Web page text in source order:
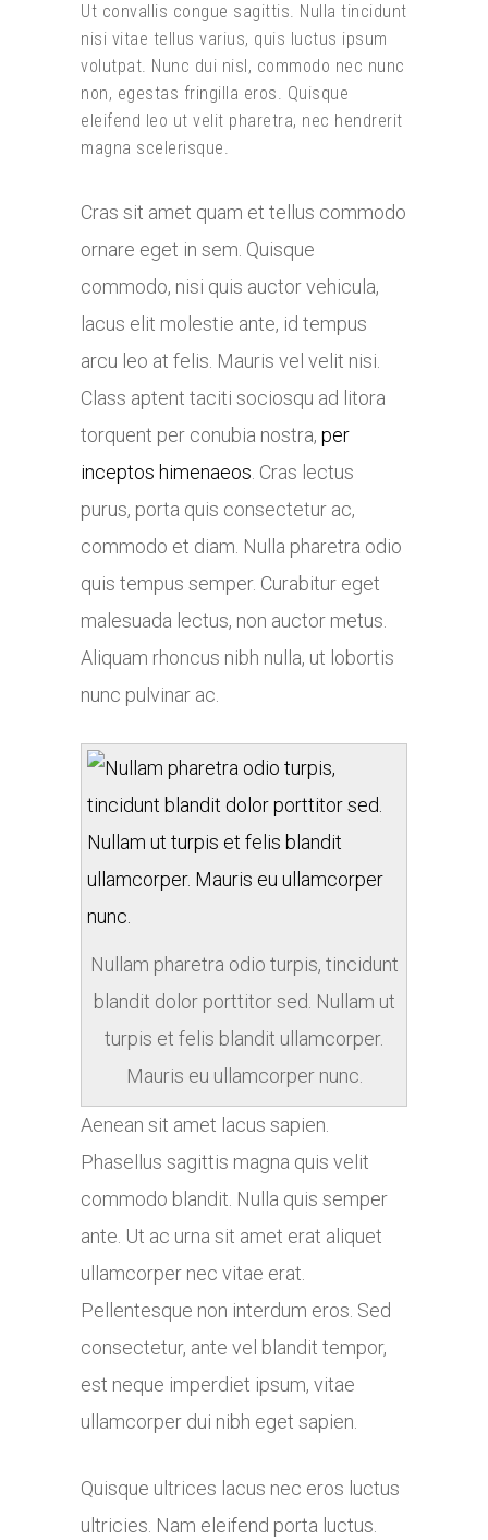
Ut convallis congue sagittis. Nulla tincidunt
nisi vitae tellus varius, quis luctus ipsum
volutpat. Nunc dui nisl, commodo nec nunc
non, egestas fringilla eros. Quisque
eleifend leo ut velit pharetra, nec hendrerit
magna scelerisque.
Cras sit amet quam et tellus commodo
ornare eget in sem. Quisque
commodo, nisi quis auctor vehicula,
lacus elit molestie ante, id tempus
arcu leo at felis. Mauris vel velit nisi.
Class aptent taciti sociosqu ad litora
torquent per conubia nostra, per
inceptos himenaeos. Cras lectus
purus, porta quis consectetur ac,
commodo et diam. Nulla pharetra odio
quis tempus semper. Curabitur eget
malesuada lectus, non auctor metus.
Aliquam rhoncus nibh nulla, ut lobortis
nunc pulvinar ac.
Nullam pharetra odio turpis, tincidunt
blandit dolor porttitor sed. Nullam ut
turpis et felis blandit ullamcorper.
Mauris eu ullamcorper nunc.
Aenean sit amet lacus sapien.
Phasellus sagittis magna quis velit
commodo blandit. Nulla quis semper
ante. Ut ac urna sit amet erat aliquet
ullamcorper nec vitae erat.
Pellentesque non interdum eros. Sed
consectetur, ante vel blandit tempor,
est neque imperdiet ipsum, vitae
ullamcorper dui nibh eget sapien.
Quisque ultrices lacus nec eros luctus
ultricies. Nam eleifend porta luctus.